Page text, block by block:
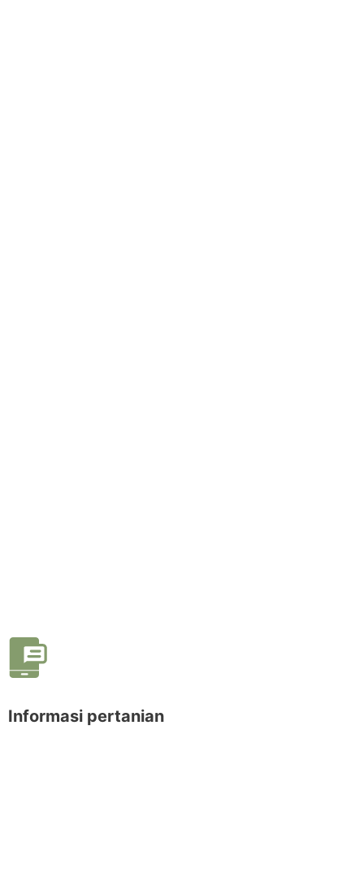
Informasi pertanian